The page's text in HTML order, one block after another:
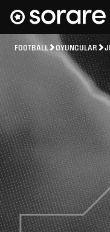
FOOTBALL OYUNCULAR